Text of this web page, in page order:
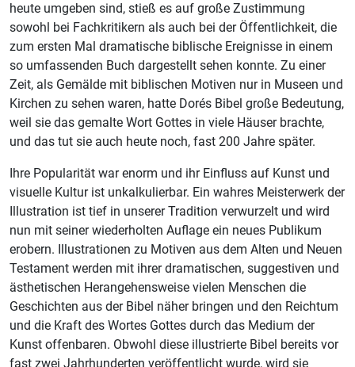
heute umgeben sind, stieß es auf große Zustimmung
sowohl bei Fachkritikern als auch bei der Öffentlichkeit, die
zum ersten Mal dramatische biblische Ereignisse in einem
so umfassenden Buch dargestellt sehen konnte. Zu einer
Zeit, als Gemälde mit biblischen Motiven nur in Museen und
Kirchen zu sehen waren, hatte Dorés Bibel große Bedeutung,
weil sie das gemalte Wort Gottes in viele Häuser brachte,
und das tut sie auch heute noch, fast 200 Jahre später.
Ihre Popularität war enorm und ihr Einfluss auf Kunst und
visuelle Kultur ist unkalkulierbar. Ein wahres Meisterwerk der
Illustration ist tief in unserer Tradition verwurzelt und wird
nun mit seiner wiederholten Auflage ein neues Publikum
erobern. Illustrationen zu Motiven aus dem Alten und Neuen
Testament werden mit ihrer dramatischen, suggestiven und
ästhetischen Herangehensweise vielen Menschen die
Geschichten aus der Bibel näher bringen und den Reichtum
und die Kraft des Wortes Gottes durch das Medium der
Kunst offenbaren. Obwohl diese illustrierte Bibel bereits vor
fast zwei Jahrhunderten veröffentlicht wurde, wird sie